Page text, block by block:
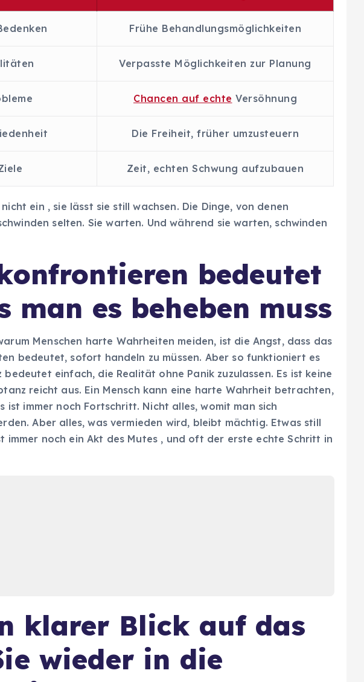
Frühe Behandlungsmöglichkeiten
Verpasste Möglichkeiten zur Planung
Chancen auf echte Versöhnung
Die Freiheit, früher umzusteuern
Zeit, echten Schwung aufzubauen
ein , sie lässt sie still wachsen. Die Dinge, von denen
selten. Sie warten. Und während sie warten, schwinden
bedeutet
man es beheben muss
Menschen harte Wahrheiten meiden, ist die Angst, dass das
bedeutet, sofort handeln zu müssen. Aber so funktioniert es
einfach, die Realität ohne Panik zuzulassen. Es ist keine
reicht aus. Ein Mensch kann eine harte Wahrheit betrachten,
ist immer noch Fortschritt. Nicht alles, womit man sich
Aber alles, was vermieden wird, bleibt mächtig. Etwas still
immer noch ein Akt des Mutes , und oft der erste echte Schritt in
klarer Blick auf das
wieder in die